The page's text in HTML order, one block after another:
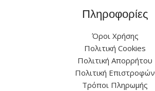
Πληροφορίες
Όροι Χρήσης
Πολιτική Cookies
Πολιτική Απορρήτου
Πολιτική Επιστροφών
Τρόποι Πληρωμής